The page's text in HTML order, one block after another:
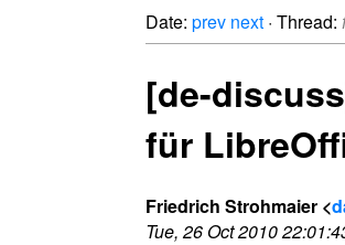
Date: prev next · Thread:
[de-
für
Friedrich Strohmaier <
Tue, 26 Oct 2010